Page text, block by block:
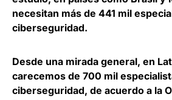
necesitan más de 441 mil
ciberseguridad.
Desde una mirada general, en
carecemos de 700 mil
ciberseguridad, de acuerdo a la